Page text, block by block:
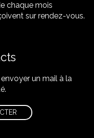
chaque mois
sur rendez-vous.
un mail à la